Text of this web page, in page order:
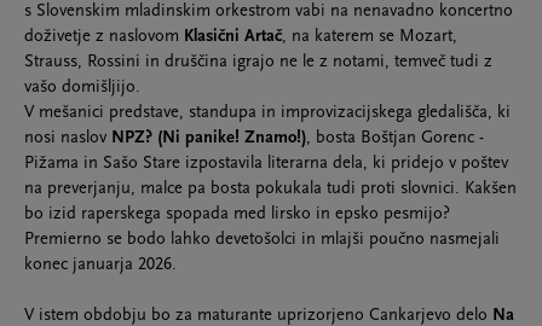
s Slovenskim mladinskim orkestrom vabi na nenavadno koncertno
doživetje z naslovom Klasični Artač, na katerem se Mozart,
Strauss, Rossini in druščina igrajo ne le z notami, temveč tudi z
vašo domišljijo.
V mešanici predstave, standupa in improvizacijskega gledališča, ki
nosi naslov NPZ? (Ni panike! Znamo!), bosta Boštjan Gorenc -
Pižama in Sašo Stare izpostavila literarna dela, ki pridejo v poštev
na preverjanju, malce pa bosta pokukala tudi proti slovnici. Kakšen
bo izid raperskega spopada med lirsko in epsko pesmijo?
Premierno se bodo lahko devetošolci in mlajši poučno nasmejali
konec januarja 2026.
V istem obdobju bo za maturante uprizorjeno Cankarjevo delo Na